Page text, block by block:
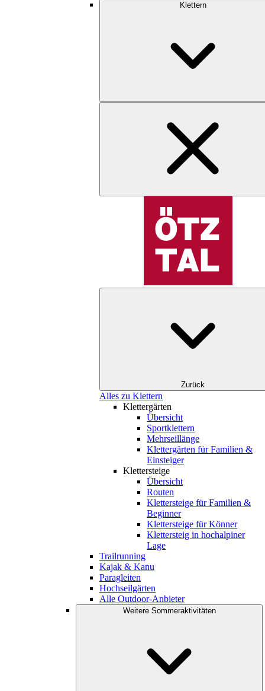
Klettern
Zurück
Alles zu Klettern
Klettergärten
Übersicht
Sportklettern
Mehrseillänge
Klettergärten für Familien &
Einsteiger
Klettersteige
Übersicht
Routen
Klettersteige für Familien &
Beginner
Klettersteige für Könner
Klettersteig in hochalpiner
Lage
Trailrunning
Kajak & Kanu
Paragleiten
Hochseilgärten
Alle Outdoor-Anbieter
Weitere Sommeraktivitäten